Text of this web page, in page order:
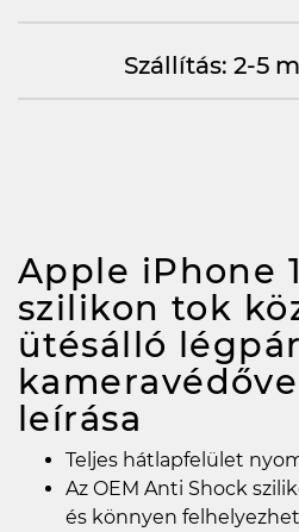
Szállítás: 2-5
Apple iPhone
szilikon tok
ütésálló
leírása
Teljes hátlapfelület
Az OEM Anti Shock
és könnyen